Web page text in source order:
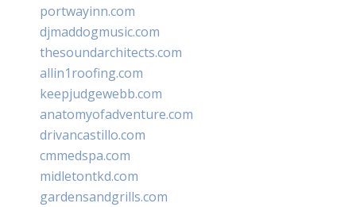
portwayinn.com
djmaddogmusic.com
thesoundarchitects.com
allin1roofing.com
keepjudgewebb.com
anatomyofadventure.com
drivancastillo.com
cmmedspa.com
midletontkd.com
gardensandgrills.com